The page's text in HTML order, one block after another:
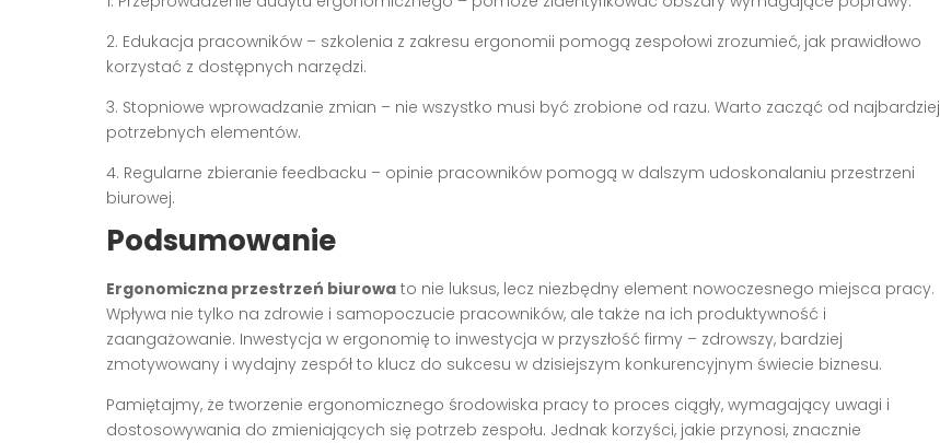
2. Edukacja pracowników – szkolenia z zakresu ergonomii pomogą zespołowi zrozumieć, jak prawidłowo
korzystać z dostępnych narzędzi.
3. Stopniowe wprowadzanie zmian – nie wszystko musi być zrobione od razu. Warto zacząć od najbardziej
potrzebnych elementów.
4. Regularne zbieranie feedbacku – opinie pracowników pomogą w dalszym udoskonalaniu przestrzeni
biurowej.
Podsumowanie
Ergonomiczna przestrzeń biurowa to nie luksus, lecz niezbędny element nowoczesnego miejsca pracy.
Wpływa nie tylko na zdrowie i samopoczucie pracowników, ale także na ich produktywność i
zaangażowanie. Inwestycja w ergonomię to inwestycja w przyszłość firmy – zdrowszy, bardziej
zmotywowany i wydajny zespół to klucz do sukcesu w dzisiejszym konkurencyjnym świecie biznesu.
Pamiętajmy, że tworzenie ergonomicznego środowiska pracy to proces ciągły, wymagający uwagi i
dostosowywania do zmieniających się potrzeb zespołu. Jednak korzyści, jakie przynosi, znacznie